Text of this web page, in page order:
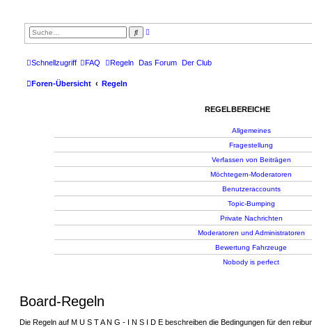
S
u
e
w
i
e
Schnellzugriff FAQ Regeln Das Forum Der Club
Foren-Übersicht Regeln
REGELBEREICHE
Allgemeines
Fragestellung
Verfassen von Beiträgen
Möchtegern-Moderatoren
Benutzeraccounts
Topic-Bumping
Private Nachrichten
Moderatoren und Administratoren
Bewertung Fahrzeuge
Nobody is perfect
Board-Regeln
Die Regeln auf M U S T A N G - I N S I D E beschreiben die Bedingungen für den